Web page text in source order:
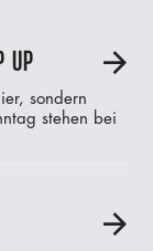
UP A
sondern
stehen bei
A